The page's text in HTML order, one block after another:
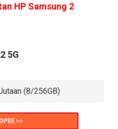
HP Samsung 2
5G
(8/256GB)
>>